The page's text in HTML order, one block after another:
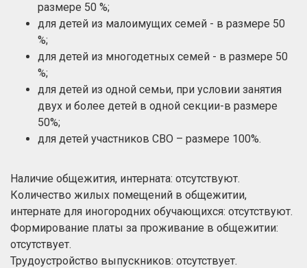
размере 50 %;
для детей из малоимущих семей - в размере 50
%;
для детей из многодетных семей - в размере 50
%;
для детей из одной семьи, при условии занятия
двух и более детей в одной секции-в размере
50%;
для детей участников СВО – размере 100%.
Наличие общежития, интерната: отсутствуют.
Количество жилых помещений в общежитии,
интернате для иногородних обучающихся: отсутствуют.
Формирование платы за проживание в общежитии:
отсутствует.
Трудоустройство выпускников: отсутствует.